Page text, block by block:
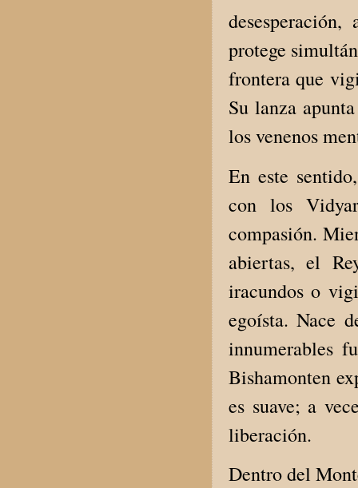
protege
frontera que
Su lanza
los venenos
En este
con los
compasión.
abiertas, el
iracundos o
egoísta. Nace
innumerables
Bishamonten
es suave; a
liberación.
Dentro del